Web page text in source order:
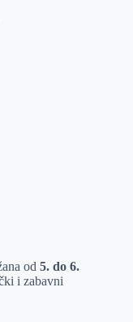
od 5. do 6.
i zabavni